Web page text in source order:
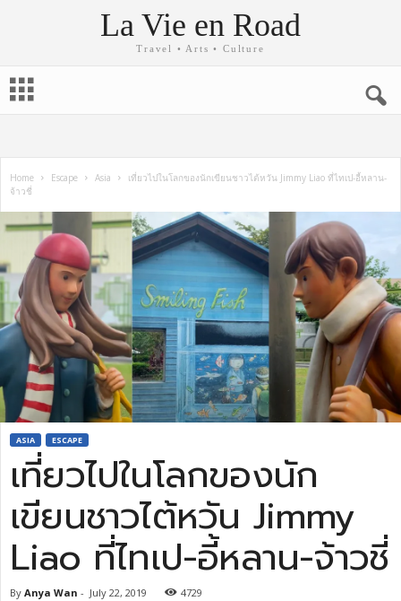
La Vie en Road
Travel • Arts • Culture
Home Escape Asia
เที่ยวไปในโลกของนักเขียนชาวไต้หวัน Jimmy Liao ที่ไทเป-อี้หลาน-
จ้าวชี่
ASIA ESCAPE
เที่ยวไปในโลกของนัก
เขียนชาวไต้หวัน Jimmy
Liao ที่ไทเป-อี้หลาน-จ้าวชี่
By Anya Wan - July 22, 2019 4729